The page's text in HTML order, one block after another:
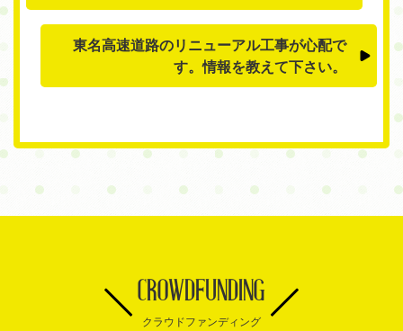
東名高速道路のリニューアル工事が心配で
す。情報を教えて下さい。
CROWDFUNDING
クラウドファンディング